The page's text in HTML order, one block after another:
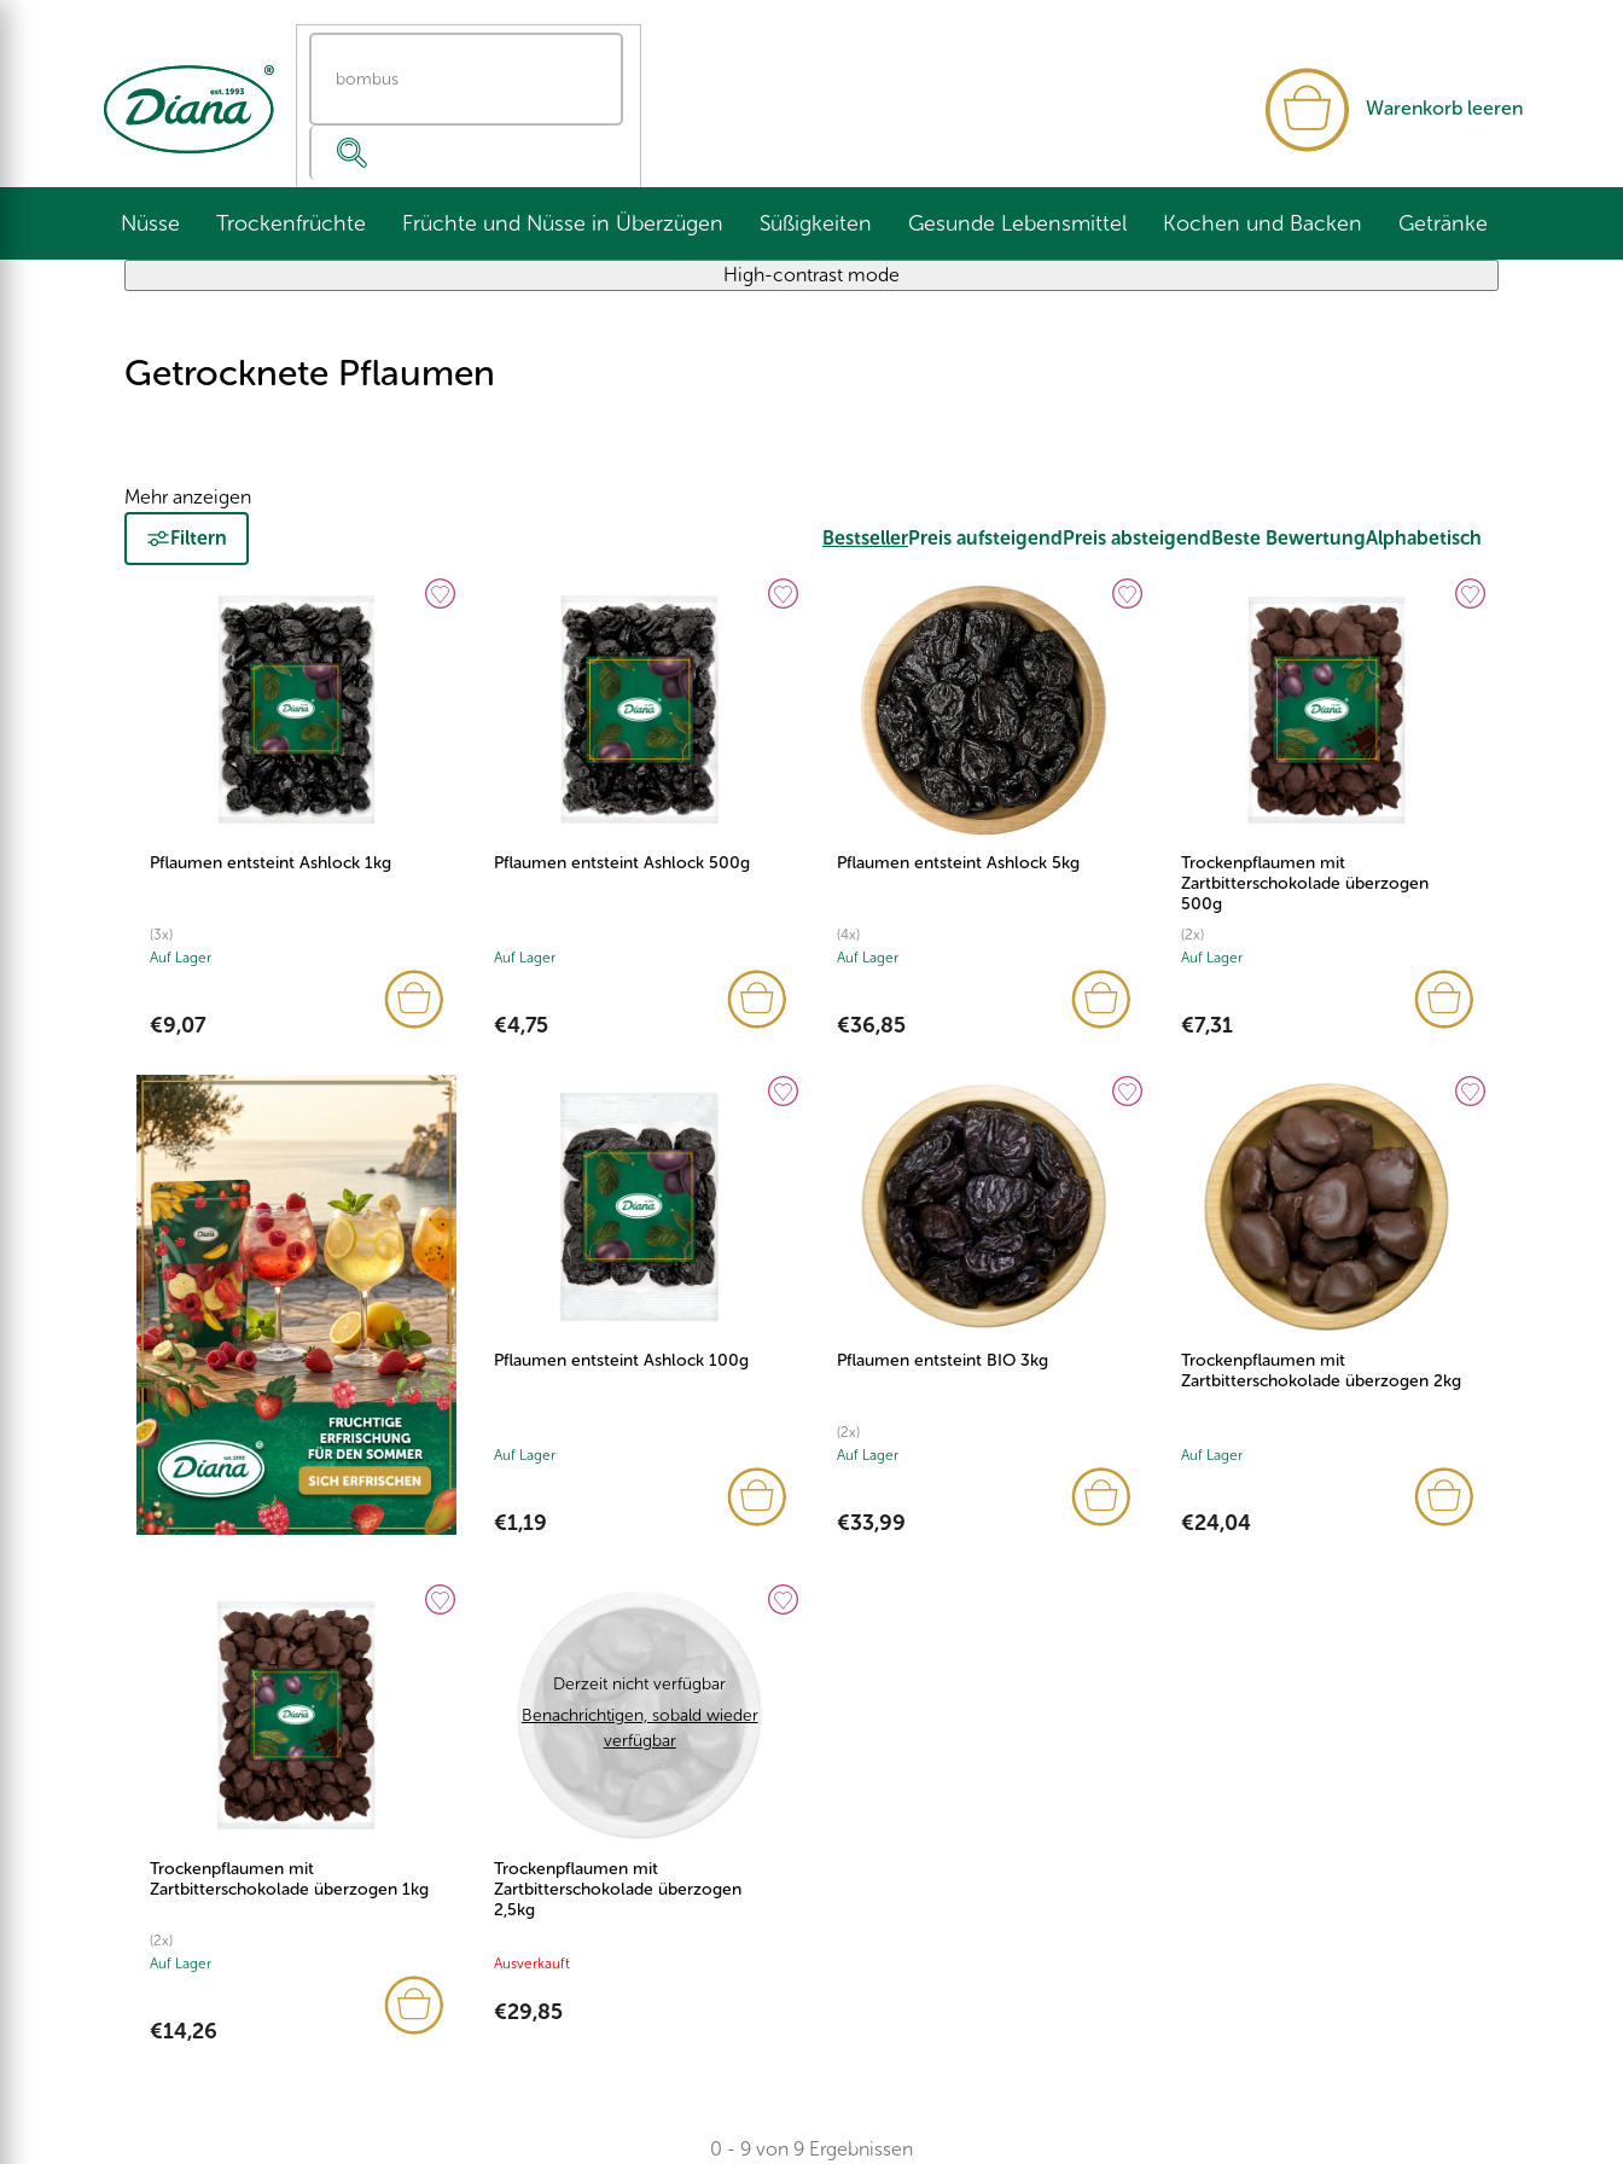
Warenkorb leeren
Nüsse Trockenfrüchte Früchte und Nüsse in Überzügen Süßigkeiten Gesunde Lebensmittel Kochen und Backen Getränke
High-contrast mode
Getrocknete Pflaumen
Mehr anzeigen
Filtern
BestsellerPreis aufsteigendPreis absteigendBeste BewertungAlphabetisch
Pflaumen entsteint Ashlock 1kg
(3x)
Auf Lager
€9,07
Pflaumen entsteint Ashlock 500g
Auf Lager
€4,75
Pflaumen entsteint Ashlock 5kg
(4x)
Auf Lager
€36,85
Trockenpflaumen mit
Zartbitterschokolade überzogen
500g
(2x)
Auf Lager
€7,31
Pflaumen entsteint Ashlock 100g
Auf Lager
€1,19
Pflaumen entsteint BIO 3kg
(2x)
Auf Lager
€33,99
Trockenpflaumen mit
Zartbitterschokolade überzogen 2kg
Auf Lager
€24,04
Trockenpflaumen mit
Zartbitterschokolade überzogen 1kg
(2x)
Auf Lager
€14,26
Derzeit nicht verfügbar
Benachrichtigen, sobald wieder
verfügbar
Trockenpflaumen mit
Zartbitterschokolade überzogen
2,5kg
Ausverkauft
€29,85
0 - 9 von 9 Ergebnissen